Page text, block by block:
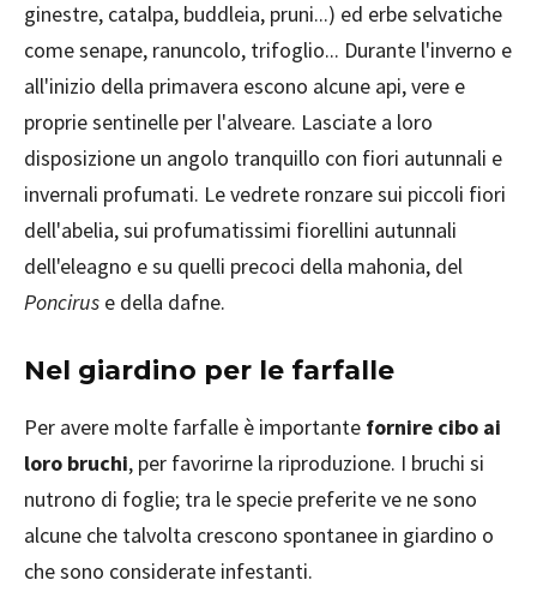
ginestre, catalpa, buddleia, pruni...) ed erbe selvatiche
come senape, ranuncolo, trifoglio... Durante l'inverno e
all'inizio della primavera escono alcune api, vere e
proprie sentinelle per l'alveare. Lasciate a loro
disposizione un angolo tranquillo con fiori autunnali e
invernali profumati. Le vedrete ronzare sui piccoli fiori
dell'abelia, sui profumatissimi fiorellini autunnali
dell'eleagno e su quelli precoci della mahonia, del
Poncirus e della dafne.
Nel giardino per le farfalle
Per avere molte farfalle è importante fornire cibo ai
loro bruchi, per favorirne la riproduzione. I bruchi si
nutrono di foglie; tra le specie preferite ve ne sono
alcune che talvolta crescono spontanee in giardino o
che sono considerate infestanti.